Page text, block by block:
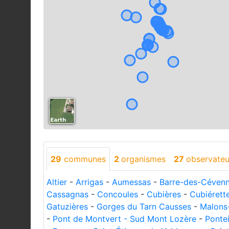
29 communes 2 organismes 27
Altier - Arrigas - Aumessas - Barre-des-
Cassagnas - Concoules - Cubières -
Gatuzières - Gorges du Tarn Causses -
- Pont de Montvert - Sud Mont Lozère -